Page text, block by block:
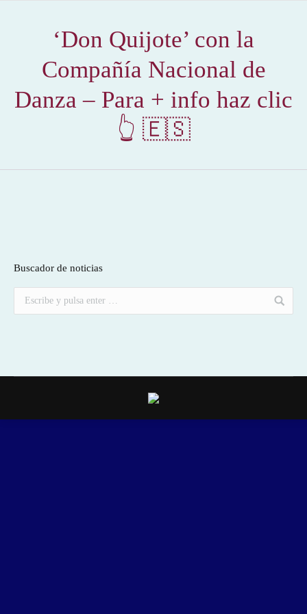
‘Don Quijote’ con la
Compañía Nacional de
Danza – Para + info haz clic
👆 🇪🇸
Buscador de noticias